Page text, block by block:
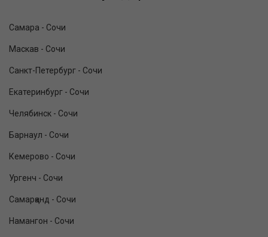
Самара - Сочи
Маскав - Сочи
Санкт-Петербург - Сочи
Екатеринбург - Сочи
Челябинск - Сочи
Барнаул - Сочи
Кемерово - Сочи
Ургенч - Сочи
Самарқанд - Сочи
Намангон - Сочи